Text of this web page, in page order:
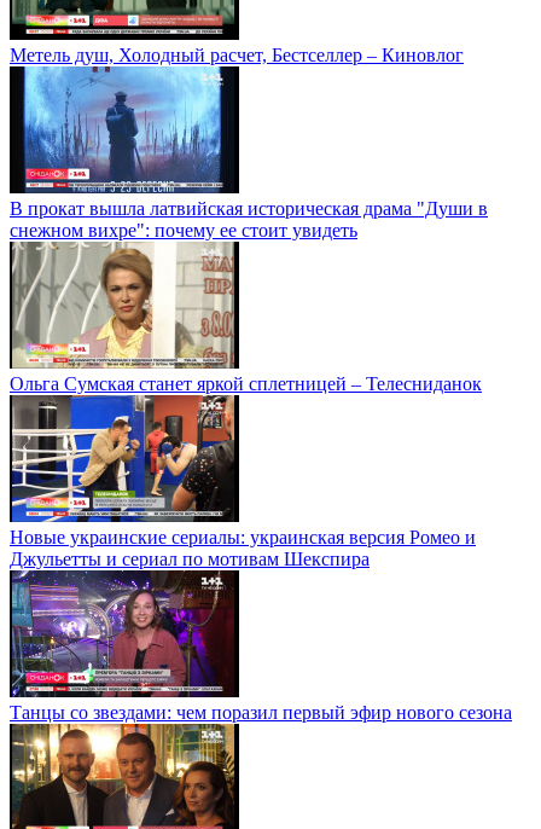
Метель душ, Холодный расчет, Бестселлер – Киновлог
В прокат вышла латвийская историческая драма "Души в
снежном вихре": почему ее стоит увидеть
Ольга Сумская станет яркой сплетницей – Телесниданок
Новые украинские сериалы: украинская версия Ромео и
Джульетты и сериал по мотивам Шекспира
Танцы со звездами: чем поразил первый эфир нового сезона